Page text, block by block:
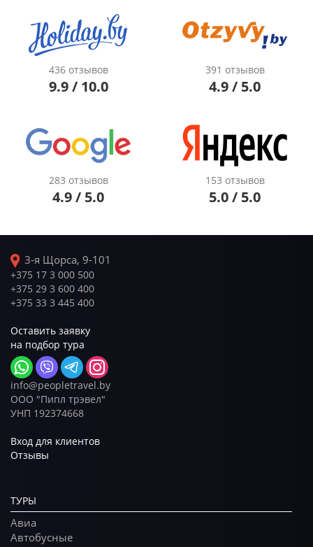
436 отзывов
9.9 / 10.0
391 отзывов
4.9 / 5.0
283 отзывов
4.9 / 5.0
153 отзывов
5.0 / 5.0
3-я Щорса, 9-101
+375 17 3 000 500
+375 29 3 600 400
+375 33 3 445 400
Оставить заявку
на подбор тура
info@peopletravel.by
ООО "Пипл трэвел"
УНП 192374668
Вход для клиентов
Отзывы
ТУРЫ
Авиа
Автобусные